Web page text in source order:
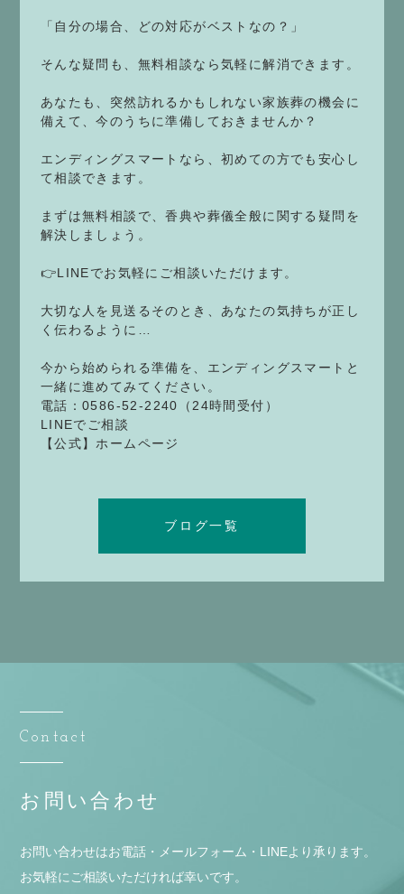
「自分の場合、どの対応がベストなの？」
そんな疑問も、無料相談なら気軽に解消できます。
あなたも、突然訪れるかもしれない家族葬の機会に
備えて、今のうちに準備しておきませんか？
エンディングスマートなら、初めての方でも安心し
て相談できます。
まずは無料相談で、香典や葬儀全般に関する疑問を
解決しましょう。
👉LINEでお気軽にご相談いただけます。
大切な人を見送るそのとき、あなたの気持ちが正し
く伝わるように…
今から始められる準備を、エンディングスマートと
一緒に進めてみてください。
電話：0586-52-2240（24時間受付）
LINEでご相談
【公式】ホームページ
ブログ一覧
Contact
お問い合わせ
お問い合わせはお電話・メールフォーム・LINEより承ります。
お気軽にご相談いただければ幸いです。